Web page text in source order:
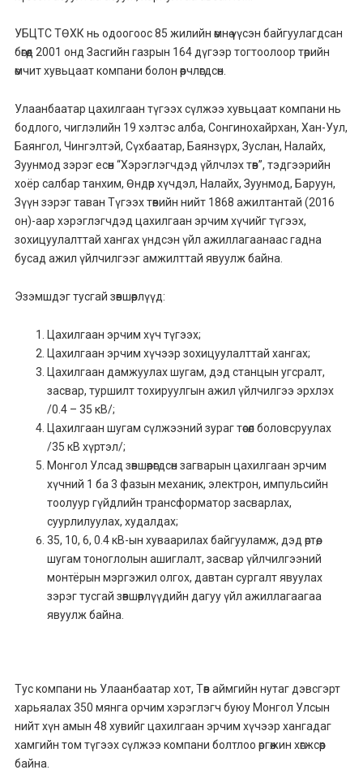
УБЦТС ТӨХК нь одоогоос 85 жилийн өмнө үүсэн байгуулагдсан
бөгөөд 2001 онд Засгийн газрын 164 дүгээр тогтоолоор төрийн
өмчит хувьцаат компани болон өөрчлөгдсөн.
Улаанбаатар цахилгаан түгээх сүлжээ хувьцаат компани нь
бодлого, чиглэлийн 19 хэлтэс алба, Сонгинохайрхан, Хан-Уул,
Баянгол, Чингэлтэй, Сүхбаатар, Баянзүрх, Зуслан, Налайх,
Зуунмод зэрэг есөн “Хэрэглэгчдэд үйлчлэх төв”, тэдгээрийн
хоёр салбар танхим, Өндөр хүчдэл, Налайх, Зуунмод, Баруун,
Зүүн зэрэг таван Түгээх төвийн нийт 1868 ажилтантай (2016
он)-аар хэрэглэгчдэд цахилгаан эрчим хүчийг түгээх,
зохицуулалттай хангах үндсэн үйл ажиллагаанаас гадна
бусад ажил үйлчилгээг амжилттай явуулж байна.
Эзэмшдэг тусгай зөвшөөрлүүд:
Цахилгаан эрчим хүч түгээх;
Цахилгаан эрчим хүчээр зохицуулалттай хангах;
Цахилгаан дамжуулах шугам, дэд станцын угсралт,
засвар, туршилт тохируулгын ажил үйлчилгээ эрхлэх
/0.4 – 35 кВ/;
Цахилгаан шугам сүлжээний зураг төсөл боловсруулах
/35 кВ хүртэл/;
Монгол Улсад зөвшөөрөгдсөн загварын цахилгаан эрчим
хүчний 1 ба 3 фазын механик, электрон, импульсийн
тоолуур гүйдлийн трансформатор засварлах,
суурлилуулах, худалдах;
35, 10, 6, 0.4 кВ-ын хуваарилах байгууламж, дэд өртөө,
шугам тоноглолын ашиглалт, засвар үйлчилгээний
монтёрын мэргэжил олгох, давтан сургалт явуулах
зэрэг тусгай зөвшөөрлүүдийн дагуу үйл ажиллагаагаа
явуулж байна.
Тус компани нь Улаанбаатар хот, Төв аймгийн нутаг дэвсгэрт
харьяалах 350 мянга орчим хэрэглэгч буюу Монгол Улсын
нийт хүн амын 48 хувийг цахилгаан эрчим хүчээр хангадаг
хамгийн том түгээх сүлжээ компани болтлоо өргөжин хөгжсөөр
байна.